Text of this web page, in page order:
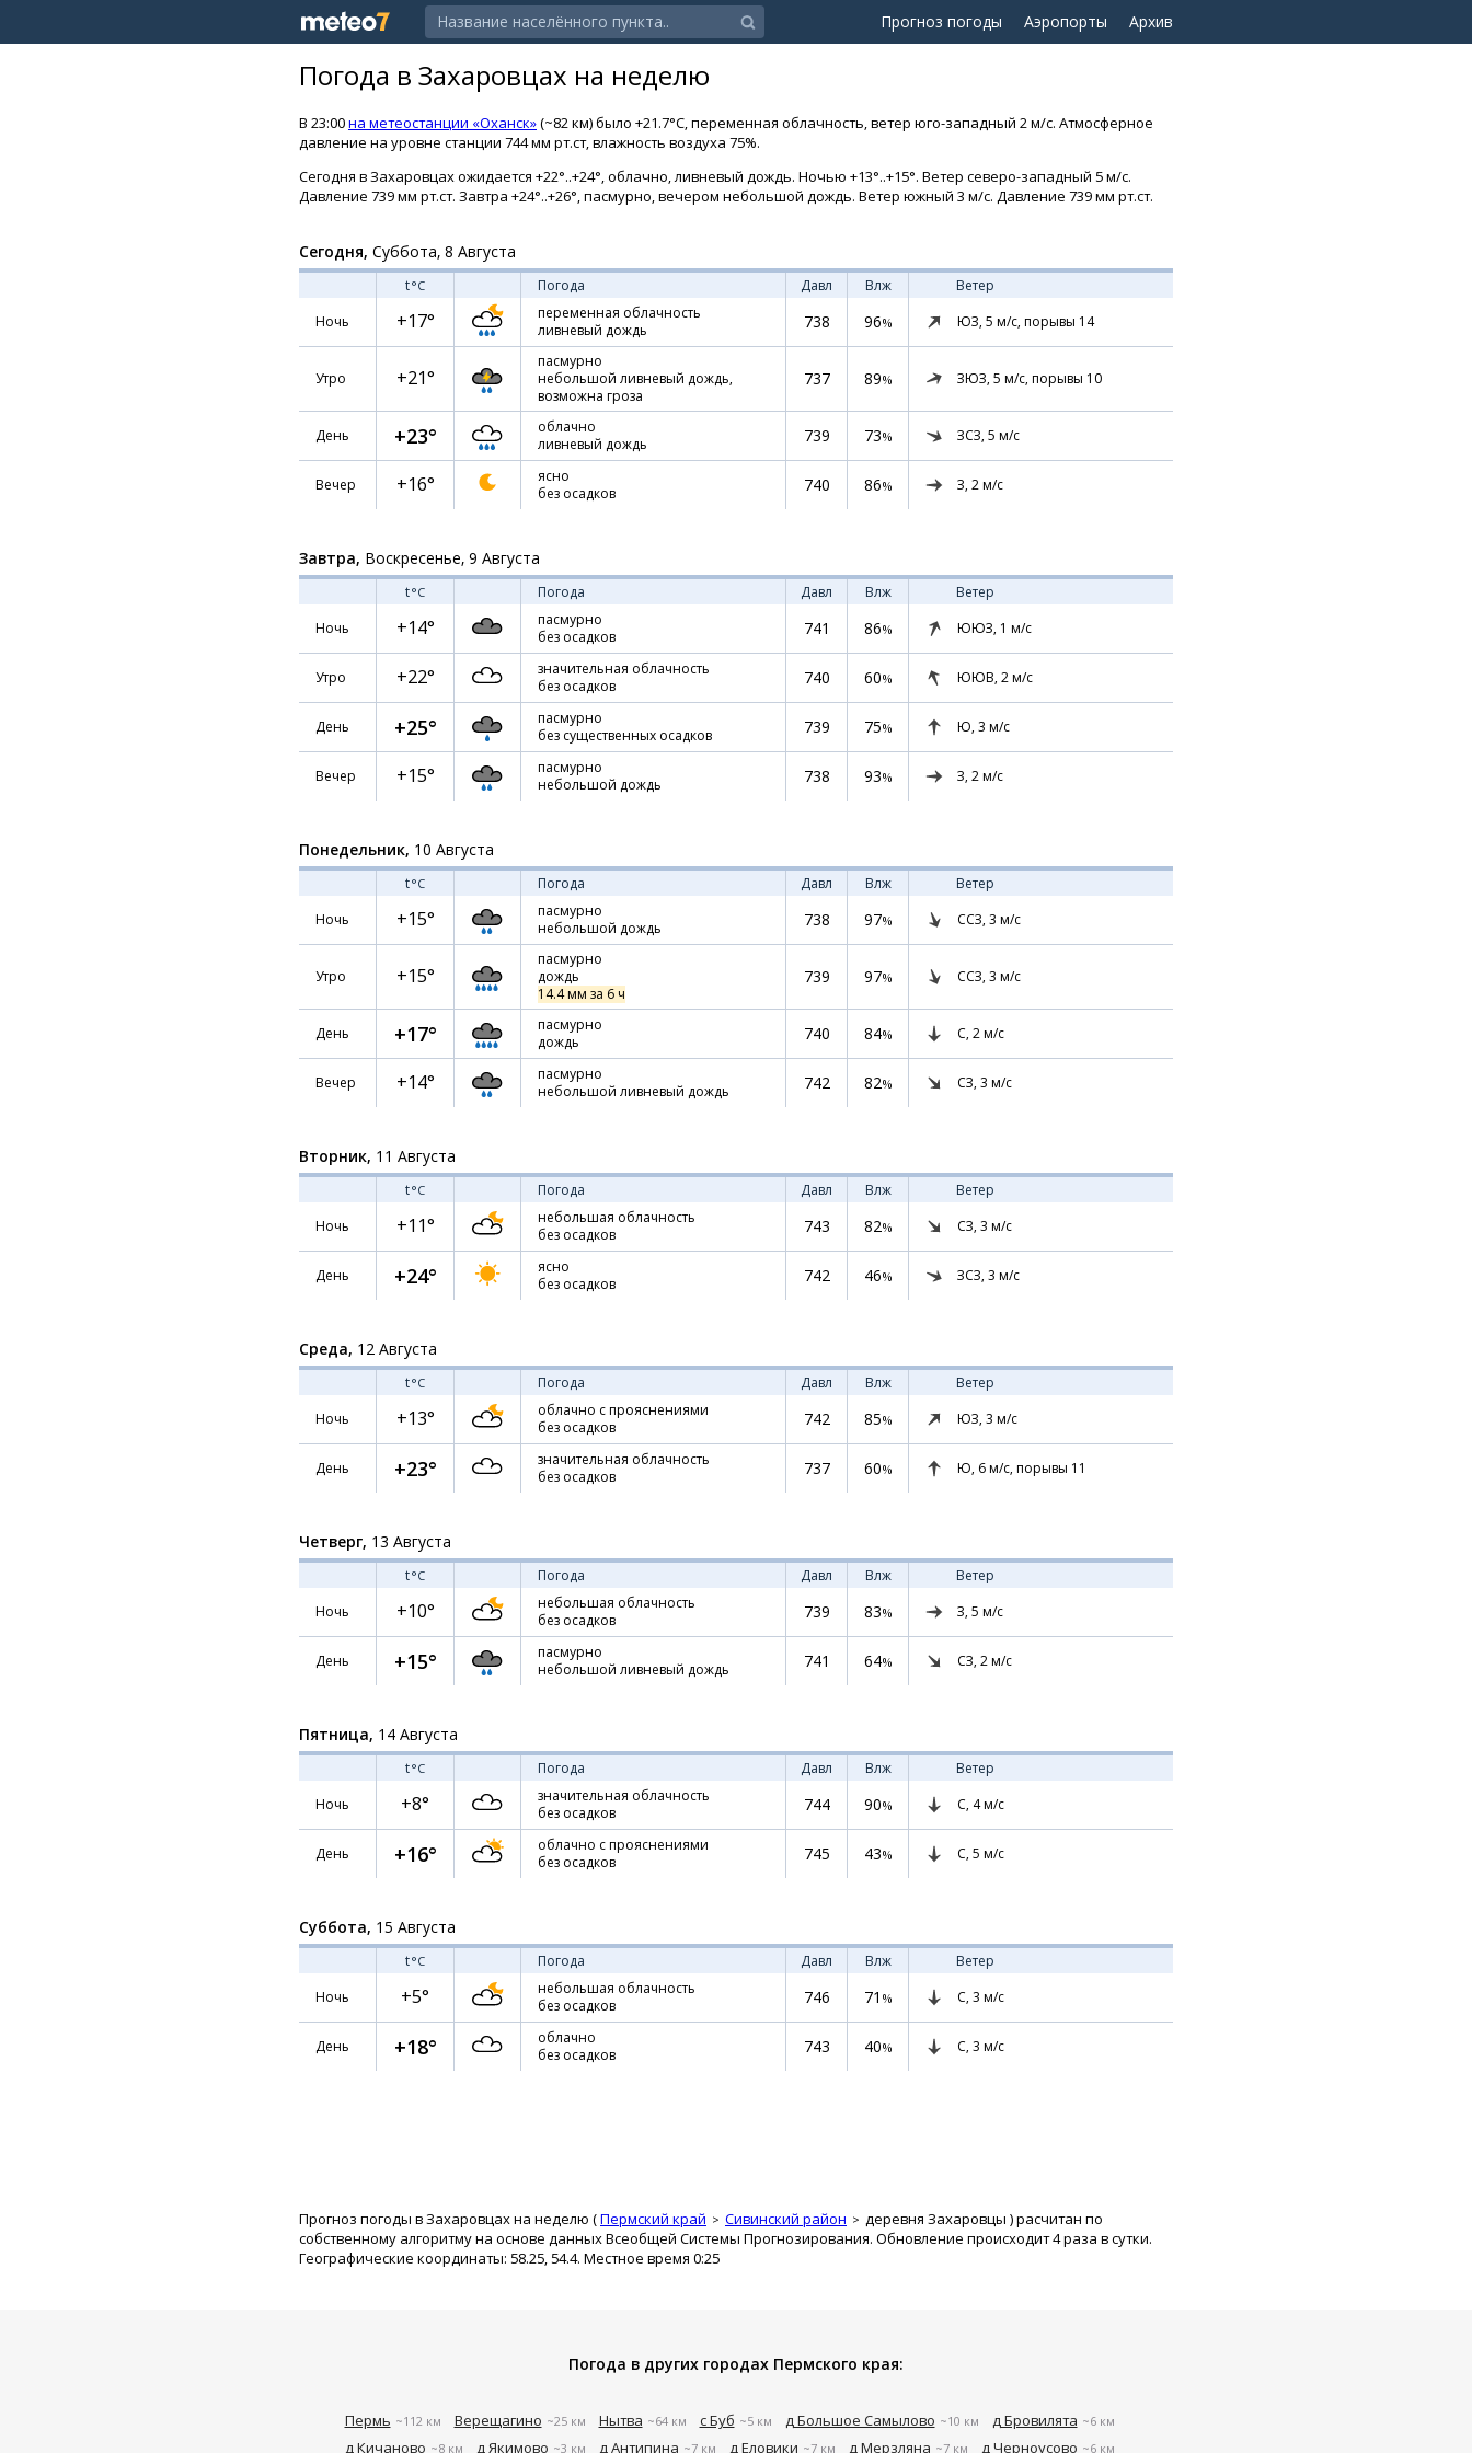
Прогноз погоды Аэропорты Архив
Погода в Захаровцах на неделю
В 23:00на метеостанции «Оханск»(~82 км) было +21.7°C, переменная облачность, ветер юго-западный 2 м/с. Атмосферное
давление на уровне станции 744 мм рт.ст, влажность воздуха 75%.
Сегодня в Захаровцах ожидается +22°..+24°, облачно, ливневый дождь. Ночью +13°..+15°. Ветер северо-западный 5 м/с.
Давление 739 мм рт.ст. Завтра +24°..+26°, пасмурно, вечером небольшой дождь. Ветер южный 3 м/с. Давление 739 мм рт.ст.
Сегодня, Суббота, 8 Августа
t°C Погода Давл Влж
Ветер
Ночь
+17°
переменная облачность
ливневый дождь
738 96% ЮЗ, 5 м/с, порывы 14
Утро +21°
пасмурно
небольшой ливневый дождь,
возможна гроза
737 89% ЗЮЗ, 5 м/с, порывы 10
День +23°
облачно
ливневый дождь
739 73% ЗСЗ, 5 м/с
Вечер +16°
ясно
без осадков
740 86% З, 2м/с
Завтра, Воскресенье, 9 Августа
t°C Погода Давл Влж
Ветер
Ночь
+14°
пасмурно
без осадков
741 86% ЮЮЗ, 1 м/с
Утро +22°
значительная облачность
без осадков
740 60% ЮЮВ, 2м/с
День +25°
пасмурно
без существенных осадков
739 75% Ю, 3 м/с
Вечер +15°
пасмурно
небольшой дождь
738 93% З, 2м/с
Понедельник, 10 Августа
t°C Погода Давл Влж
Ветер
Ночь
+15°
пасмурно
небольшой дождь
738 97% ССЗ, 3 м/с
Утро +15°
пасмурно
дождь
14.4 мм за 6 ч
739 97% ССЗ, 3 м/с
День +17°
пасмурно
дождь
740 84% С, 2м/с
Вечер +14°
пасмурно
небольшой ливневый дождь
742 82% СЗ, 3 м/с
Вторник, 11 Августа
t°C Погода Давл Влж
Ветер
Ночь
+11°
небольшая облачность
без осадков
743 82% СЗ, 3 м/с
День +24°
ясно
без осадков
742 46% ЗСЗ, 3 м/с
Среда, 12 Августа
t°C Погода Давл Влж
Ветер
Ночь
+13°
облачно с прояснениями
без осадков
742 85% ЮЗ, 3 м/с
День +23°
значительная облачность
без осадков
737 60% Ю, 6м/с, порывы 11
Четверг, 13 Августа
t°C Погода Давл Влж
Ветер
Ночь
+10°
небольшая облачность
без осадков
739 83% З, 5 м/с
День +15°
пасмурно
небольшой ливневый дождь
741 64% СЗ, 2м/с
Пятница, 14 Августа
t°C Погода Давл Влж
Ветер
Ночь
+8°
значительная облачность
без осадков
744 90% С, 4м/с
День +16°
облачно с прояснениями
без осадков
745 43% С, 5 м/с
Суббота, 15 Августа
t°C Погода Давл Влж
Ветер
Ночь
+5°
небольшая облачность
без осадков
746 71 % С, 3 м/с
День +18°
облачно
без осадков
743 40% С, 3 м/с
Прогноз погоды в Захаровцах на неделю (Пермский край Сивинский район деревня Захаровцы ) расчитан по
собственному алгоритму на основе данных Всеобщей Системы Прогнозирования. Обновление происходит 4 раза в сутки.
Географические координаты: 58.25, 54.4. Местное время 0:25
Погода в других городах Пермского края:
Пермь ~112 км Верещагино ~25 км Нытва ~64 км с Буб ~5 км д Большое Самылово ~10 км д Бровилята ~6 км
д Кичаново ~8 км д Якимово ~3 км д Антипина ~7 км д Еловики ~7 км д Мерзляна ~7 км д Черноусово ~6 км